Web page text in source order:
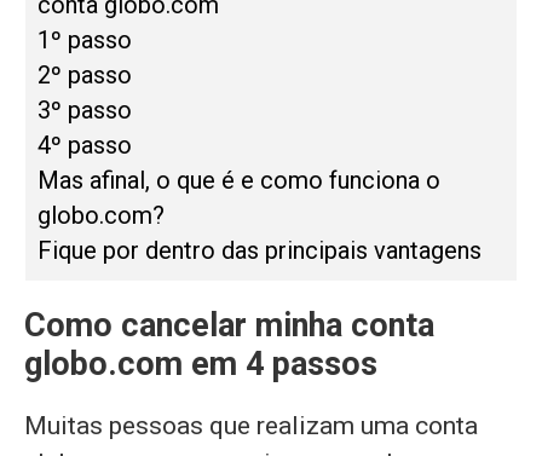
1º passo
2º passo
3º passo
4º passo
Mas afinal, o que é e como funciona o
globo.com?
Fique por dentro das principais vantagens
Como cancelar minha conta
globo.com em 4 passos
Muitas pessoas que realizam uma conta